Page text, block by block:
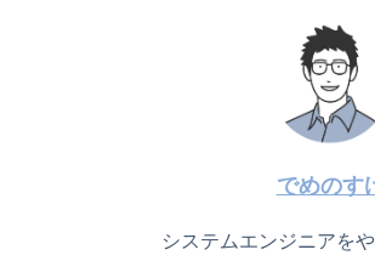
でめのす
システムエンジニアをや